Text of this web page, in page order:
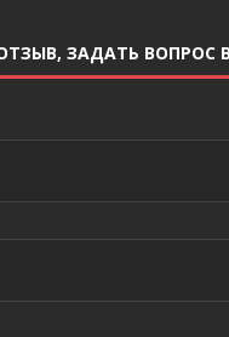
ЗАДАТЬ ВОПРОС